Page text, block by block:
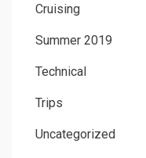
Cruising
Summer 2019
Technical
Trips
Uncategorized